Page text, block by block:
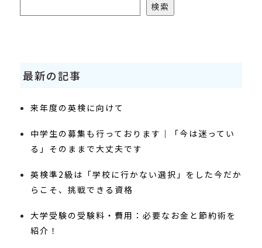
検索
最新の記事
来年度の英検に向けて
中学生の募集も行っております｜「今は迷ってい
る」そのままで大丈夫です
英検準2級は「学校に行かない選択」をした今だか
らこそ、挑戦できる資格
大学受験の受験料・費用：必要なお金と節約術を
紹介！